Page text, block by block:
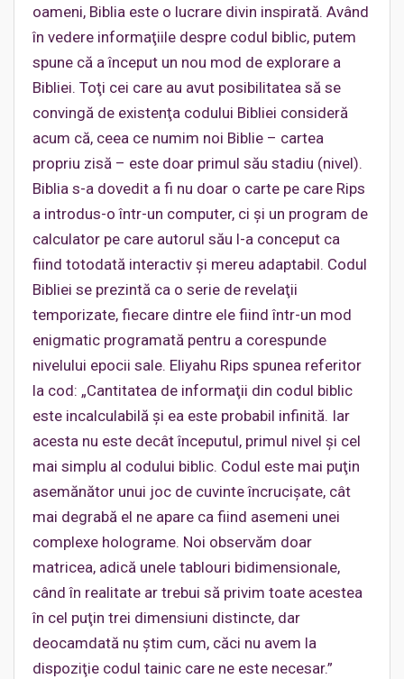
oameni, Biblia este o lucrare divin inspirată. Având
în vedere informaţiile despre codul biblic, putem
spune că a început un nou mod de explorare a
Bibliei. Toţi cei care au avut posibilitatea să se
convingă de existenţa codului Bibliei consideră
acum că, ceea ce numim noi Biblie – cartea
propriu zisă – este doar primul său stadiu (nivel).
Biblia s-a dovedit a fi nu doar o carte pe care Rips
a introdus-o într-un computer, ci şi un program de
calculator pe care autorul său l-a conceput ca
fiind totodată interactiv şi mereu adaptabil. Codul
Bibliei se prezintă ca o serie de revelaţii
temporizate, fiecare dintre ele fiind într-un mod
enigmatic programată pentru a corespunde
nivelului epocii sale. Eliyahu Rips spunea referitor
la cod: „Cantitatea de informaţii din codul biblic
este incalculabilă şi ea este probabil infinită. Iar
acesta nu este decât începutul, primul nivel şi cel
mai simplu al codului biblic. Codul este mai puţin
asemănător unui joc de cuvinte încrucişate, cât
mai degrabă el ne apare ca fiind asemeni unei
complexe holograme. Noi observăm doar
matricea, adică unele tablouri bidimensionale,
când în realitate ar trebui să privim toate acestea
în cel puţin trei dimensiuni distincte, dar
deocamdată nu ştim cum, căci nu avem la
dispoziţie codul tainic care ne este necesar.”